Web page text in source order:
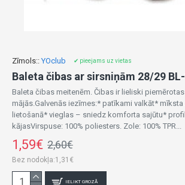
Zīmols:: YOclub ✔ pieejams uz vietas
Baleta čibas meitenēm. Čibas ir lieliski
mājās.Galvenās iezīmes:* patīkami valkāt*
lietošanā* vieglas – sniedz komforta sajūtu*
kājasVirspuse: 100% poliesters. Zole: 100% TPR...
1,59€ 2,60€
Bez nodokļa:1,31€
IELIKT GROZĀ